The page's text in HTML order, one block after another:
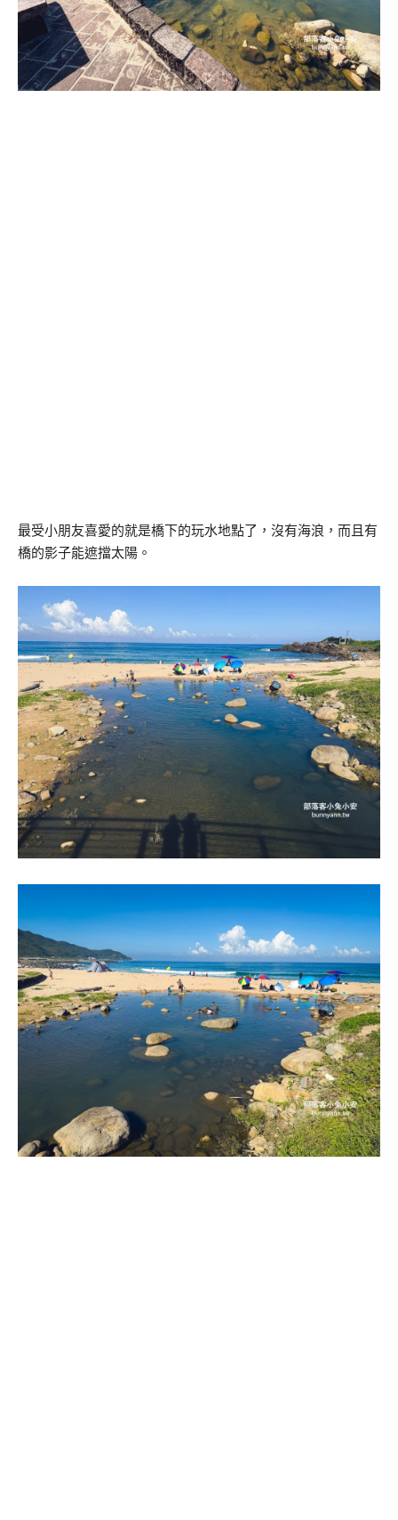
最受小朋友喜愛的就是橋下的玩水地點了，沒有海浪，而且有
橋的影子能遮擋太陽。